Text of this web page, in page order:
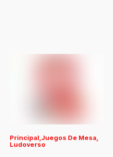
Principal Juegos De Mesa
Ludoverso